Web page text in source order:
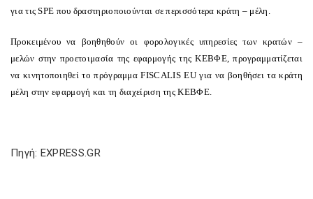
για τις SPE που δραστηριοποιούνται σε περισσότερα κράτη – μέλη.
Προκειμένου να βοηθηθούν οι φορολογικές υπηρεσίες των κρατών –
μελών στην προετοιμασία της εφαρμογής της ΚΕΒΦΕ, προγραμματίζεται
να κινητοποιηθεί το πρόγραμμα FISCALIS EU για να βοηθήσει τα κράτη
μέλη στην εφαρμογή και τη διαχείριση της ΚΕΒΦΕ.
Πηγή: EXPRESS.GR